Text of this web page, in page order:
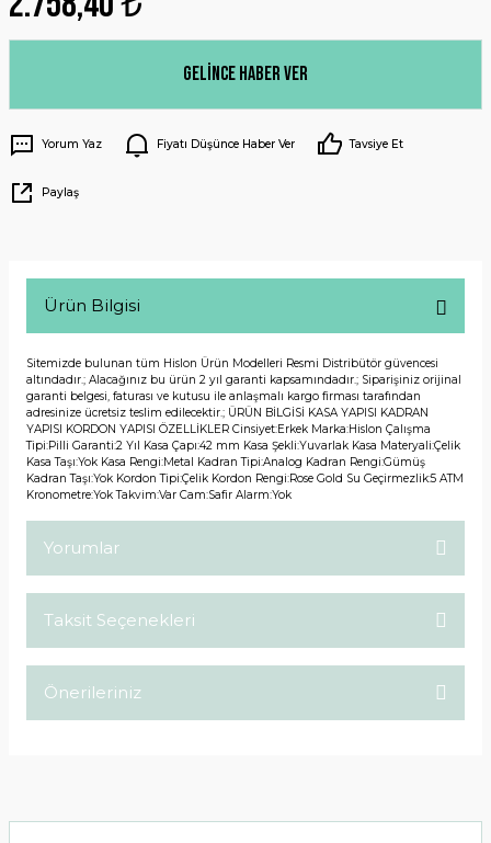
Gelince Haber Ver
Yorum Yaz Fiyatı Düşünce Haber Ver Tavsiye Et
Paylaş
Ürün Bilgisi
Sitemizde bulunan tüm Hislon Ürün Modelleri Resmi Distribütör güvencesi
altındadır.; Alacağınız bu ürün 2 yıl garanti kapsamındadır.; Siparişiniz orijinal
garanti belgesi, faturası ve kutusu ile anlaşmalı kargo firması tarafından
adresinize ücretsiz teslim edilecektir.; ÜRÜN BİLGİSİ KASA YAPISI KADRAN
YAPISI KORDON YAPISI ÖZELLİKLER Cinsiyet:Erkek Marka:Hislon Çalışma
Tipi:Pilli Garanti:2 Yıl Kasa Çapı:42 mm Kasa Şekli:Yuvarlak Kasa Materyali:Çelik
Kasa Taşı:Yok Kasa Rengi:Metal Kadran Tipi:Analog Kadran Rengi:Gümüş
Kadran Taşı:Yok Kordon Tipi:Çelik Kordon Rengi:Rose Gold Su Geçirmezlik:5 ATM
Kronometre:Yok Takvim:Var Cam:Safir Alarm:Yok
Yorumlar
Taksit Seçenekleri
Önerileriniz